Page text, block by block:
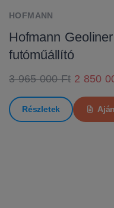
HOFMANN
Hofmann
futóműállító
3 965 000 Ft 2 850
Részletek